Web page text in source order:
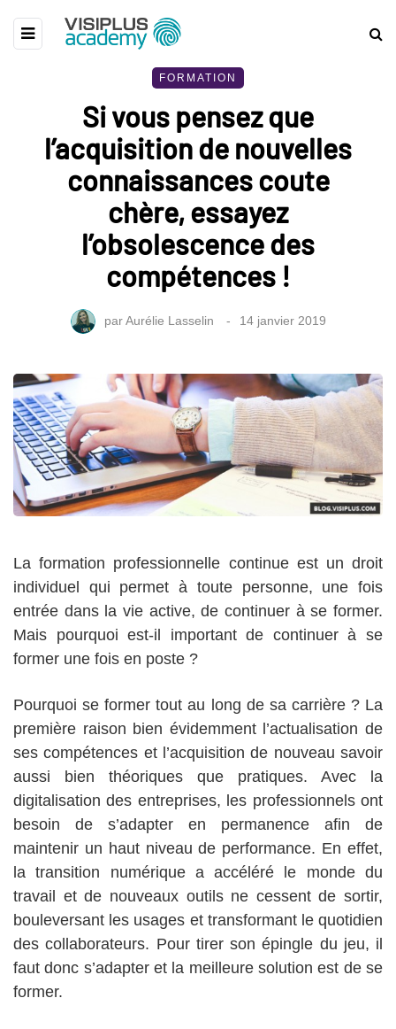
FORMATION
Si vous pensez que
l’acquisition de nouvelles
connaissances coute
chère, essayez
l’obsolescence des
compétences !
parAurélie Lasselin 14 janvier 2019
La formation professionnelle continue est un droit
individuel qui permet à toute personne, une fois
entrée dans la vie active, de continuer à se former.
Mais pourquoi est-il important de continuer à se
former une fois en poste ?
Pourquoi se former tout au long de sa carrière ? La
première raison bien évidemment l’actualisation de
ses compétences et l’acquisition de nouveau savoir
aussi bien théoriques que pratiques. Avec la
digitalisation des entreprises, les professionnels ont
besoin de s’adapter en permanence afin de
maintenir un haut niveau de performance. En effet,
la transition numérique a accéléré le monde du
travail et de nouveaux outils ne cessent de sortir,
bouleversant les usages et transformant le quotidien
des collaborateurs. Pour tirer son épingle du jeu, il
faut donc s’adapter et la meilleure solution est de se
former.